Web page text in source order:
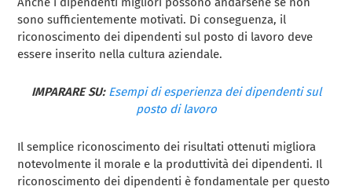
sono sufficientemente motivati. Di conseguenza, il
riconoscimento dei dipendenti sul posto di lavoro deve
essere inserito nella cultura aziendale.
IMPARARE SU: Esempi di esperienza dei dipendenti sul
posto di lavoro
Il semplice riconoscimento dei risultati ottenuti migliora
notevolmente il morale e la produttività dei dipendenti. Il
riconoscimento dei dipendenti è fondamentale per questo